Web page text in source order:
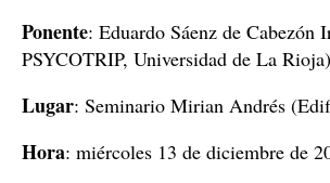
Ponente: Eduardo Sáenz de Cabezón
PSYCOTRIP, Universidad de La
Lugar: Seminario Mirian Andrés
Hora: miércoles 13 de diciembre de